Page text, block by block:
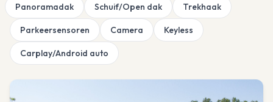
Panoramadak Schuif/Open dak Trekhaak
Parkeersensoren Camera Keyless
Carplay/Android auto